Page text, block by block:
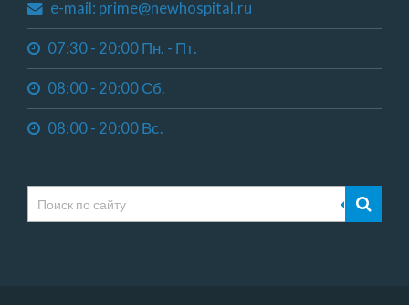
e-mail: prime@newhospital.ru
07:30 - 20:00 Пн. - Пт.
08:00 - 20:00 Сб.
08:00 - 20:00 Вс.